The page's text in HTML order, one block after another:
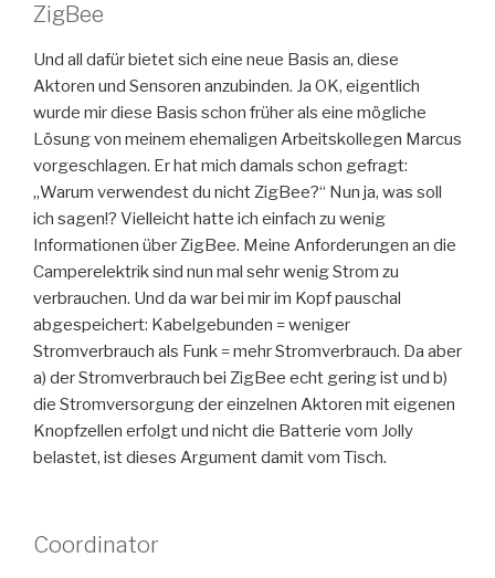
ZigBee
Und all dafür bietet sich eine neue Basis an, diese
Aktoren und Sensoren anzubinden. Ja OK, eigentlich
wurde mir diese Basis schon früher als eine mögliche
Lösung von meinem ehemaligen Arbeitskollegen Marcus
vorgeschlagen. Er hat mich damals schon gefragt:
„Warum verwendest du nicht ZigBee?“ Nun ja, was soll
ich sagen!? Vielleicht hatte ich einfach zu wenig
Informationen über ZigBee. Meine Anforderungen an die
Camperelektrik sind nun mal sehr wenig Strom zu
verbrauchen. Und da war bei mir im Kopf pauschal
abgespeichert: Kabelgebunden = weniger
Stromverbrauch als Funk = mehr Stromverbrauch. Da aber
a) der Stromverbrauch bei ZigBee echt gering ist und b)
die Stromversorgung der einzelnen Aktoren mit eigenen
Knopfzellen erfolgt und nicht die Batterie vom Jolly
belastet, ist dieses Argument damit vom Tisch.
Coordinator